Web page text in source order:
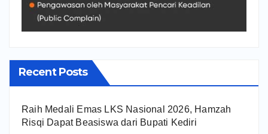
Recent Posts
Raih Medali Emas LKS Nasional 2026, Hamzah
Risqi Dapat Beasiswa dari Bupati Kediri